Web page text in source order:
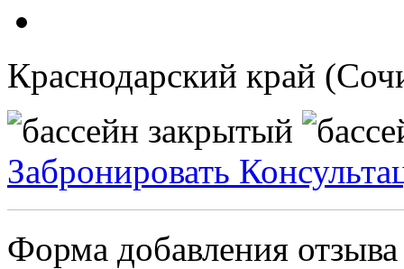
Краснодарский край
Забронировать
Форма добавления отзыва